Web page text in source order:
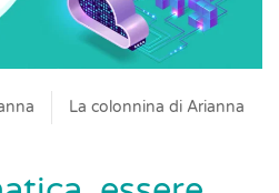
La colonnina di Arianna